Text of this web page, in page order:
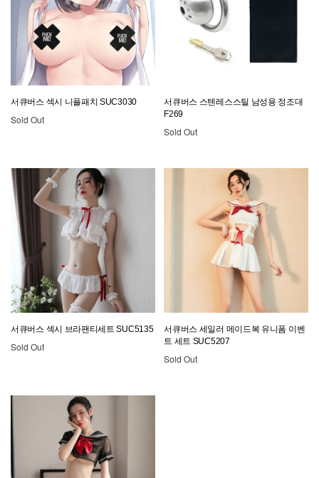
서큐버스 섹시 니플패치 SUC3030
Sold Out
서큐버스 스텐레스스틸 남성용 정조대
F269
Sold Out
서큐버스 섹시 브라팬티세트 SUC5135
Sold Out
서큐버스 세일러 메이드복 유니폼 이벤
트 세트 SUC5207
Sold Out